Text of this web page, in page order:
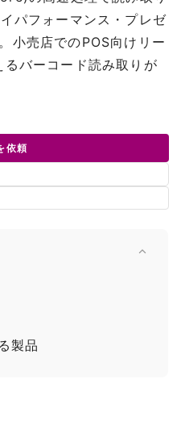
パフォーマンス・プレゼ
小売店でのPOS向けリー
るバーコード読み取りが
依頼
製品